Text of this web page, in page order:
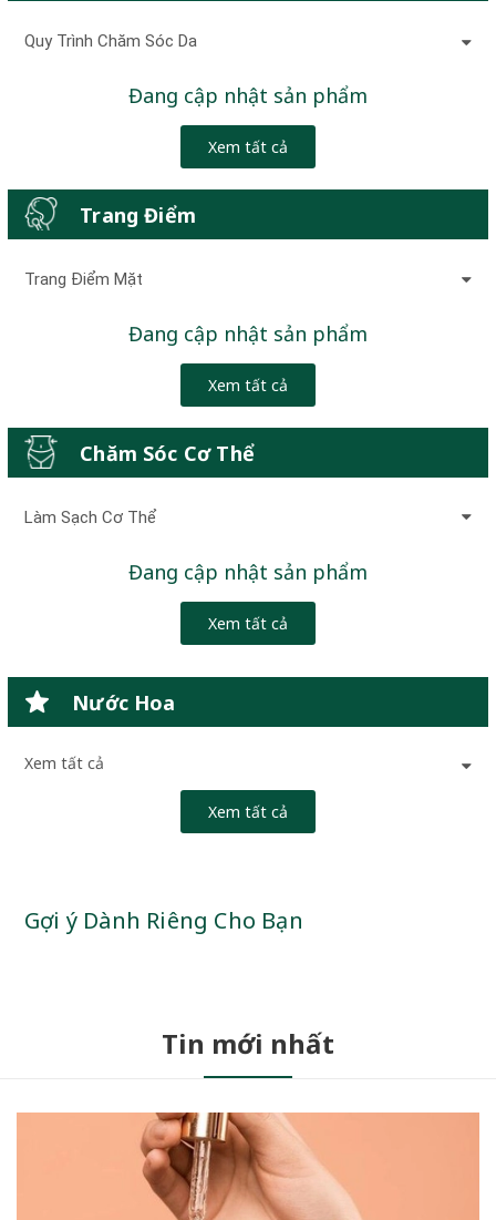
Quy Trình Chăm Sóc Da
Đang cập nhật sản phẩm
Xem tất cả
Trang Điểm
Trang Điểm Mặt
Đang cập nhật sản phẩm
Xem tất cả
Chăm Sóc Cơ Thể
Làm Sạch Cơ Thể
Đang cập nhật sản phẩm
Xem tất cả
Nước Hoa
Xem tất cả
Xem tất cả
Gợi ý Dành Riêng Cho Bạn
Tin mới nhất